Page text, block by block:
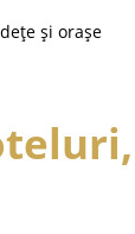
și orașe